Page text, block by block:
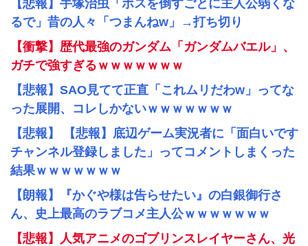
【悲報】手塚治虫「ボスを倒すごとに主人公弱くな
るで」昔の人々「つまんねw」→打ち切り
【衝撃】歴代最強のガンダム「ガンダムバエル」、
ガチで強すぎるｗｗｗｗｗｗｗ
【悲報】SAO見てて正直「これムリだわw」ってな
った展開、コレしかないｗｗｗｗｗｗｗ
【悲報】 【悲報】底辺ゲーム実況者に「面白いです
チャンネル登録しました」ってコメントしまくった
結果ｗｗｗｗｗｗｗ
【朗報】『かぐや様は告らせたい』の白銀御行さ
ん、史上最高のラブコメ主人公ｗｗｗｗｗｗｗ
【悲報】人気アニメのゴブリンスレイヤーさん、光